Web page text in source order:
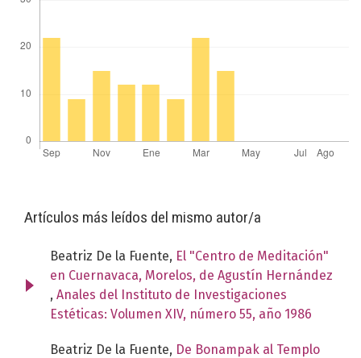
Artículos más leídos del mismo autor/a
Beatriz De la Fuente, El "Centro de Meditación"
en Cuernavaca, Morelos, de Agustín Hernández
, Anales del Instituto de Investigaciones
Estéticas: Volumen XIV, número 55, año 1986
Beatriz De la Fuente, De Bonampak al Templo